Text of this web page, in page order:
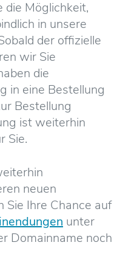
die Möglichkeit,
in unsere
der offizielle
wir Sie
die
in eine Bestellung
Bestellung
ist weiterhin
Sie.
neuen
Sie Ihre Chance auf
unter
Domainname noch